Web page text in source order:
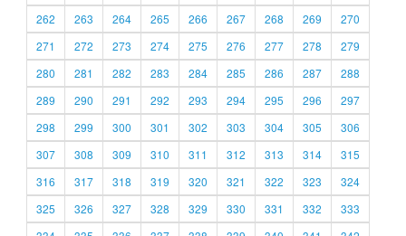
262
263 264 265 266 267 268 269
270
271
272 273 274 275 276 277 278
279
280
281 282 283 284 285 286 287
288
289
290 291 292 293 294 295 296
297
298
299 300 301 302 303 304 305
306
307
308 309 310 311 312 313 314
315
316
317 318 319 320 321 322 323
324
325
326 327 328 329 330 331 332
333